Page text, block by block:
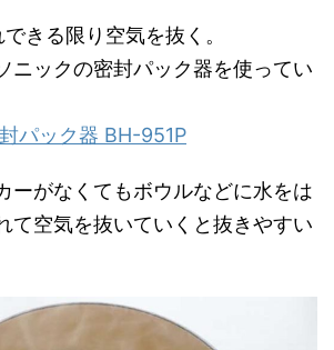
きる限り空気を抜く。
ニックの密封パック器を使ってい
パック器 BH-951P
ーがなくてもボウルなどに水をは
て空気を抜いていくと抜きやすい